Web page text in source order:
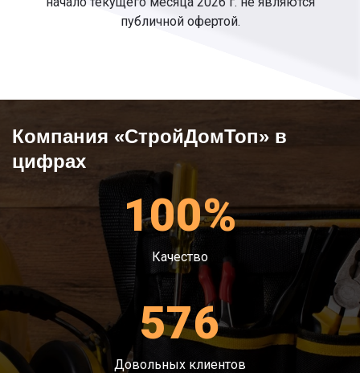
публичной офертой.
Компания «СтройДомТоп» в
цифрах
100%
Качество
576
Довольных клиентов